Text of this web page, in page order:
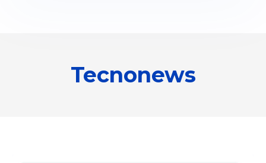
Tecnonews